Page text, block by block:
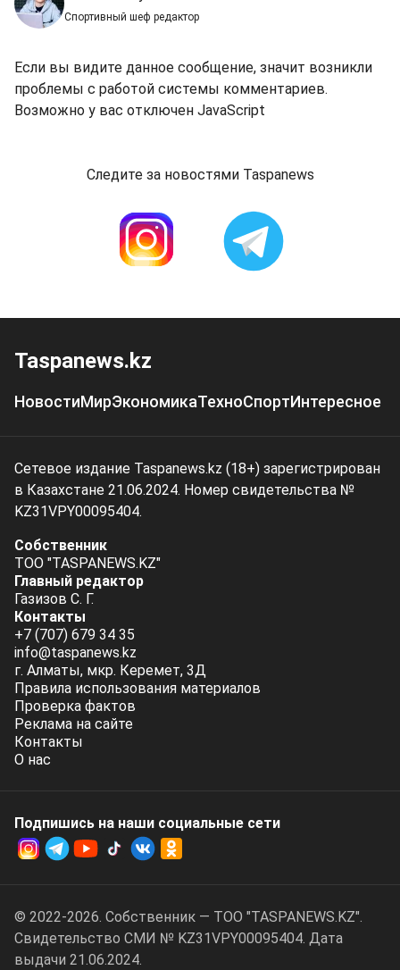
Спортивный шеф редактор
Если вы видите данное сообщение, значит возникли
проблемы с работой системы комментариев.
Возможно у вас отключен JavaScript
Следите за новостями Taspanews
Taspanews.kz
НовостиМирЭкономикаТехноСпортИнтересное
Сетевое издание Taspanews.kz (18+) зарегистрирован
в Казахстане 21.06.2024. Номер свидетельства №
KZ31VPY00095404.
Собственник
ТОО "TASPANEWS.KZ"
Главный редактор
Газизов С. Г.
Контакты
+7 (707) 679 34 35
info@taspanews.kz
г. Алматы, мкр. Керемет, 3Д
Правила использования материалов
Проверка фактов
Реклама на сайте
Контакты
О нас
Подпишись на наши социальные cети
© 2022-2026. Собственник — ТОО "TASPANEWS.KZ".
Cвидетельство СМИ № KZ31VPY00095404. Дата
выдачи 21.06.2024.